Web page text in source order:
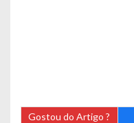
Gostou do Artigo ?